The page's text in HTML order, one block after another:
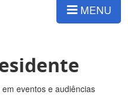
MENU
eventos e audiências